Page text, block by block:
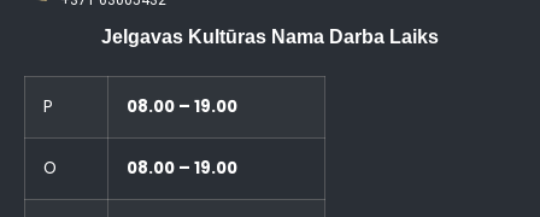
Jelgavas Kultūras Nama Darba Laiks
P 08.00 – 19.00
O 08.00 – 19.00